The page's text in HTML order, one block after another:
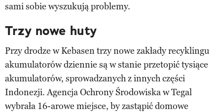
sami sobie wyszukują problemy.
Trzy nowe huty
Przy drodze w Kebasen trzy nowe zakłady recyklingu
akumulatorów dziennie są w stanie przetopić tysiące
akumulatorów, sprowadzanych z innych części
Indonezji. Agencja Ochrony Środowiska w Tegal
wybrała 16-arowe miejsce, by zastąpić domowe